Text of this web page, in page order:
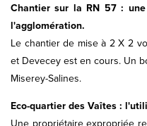
Chantier sur la RN 57 :
l'agglomération.
Le chantier de mise à 2 X 2
et Devecey est en cours. Un
Miserey-Salines.
Eco-quartier des Vaîtes :